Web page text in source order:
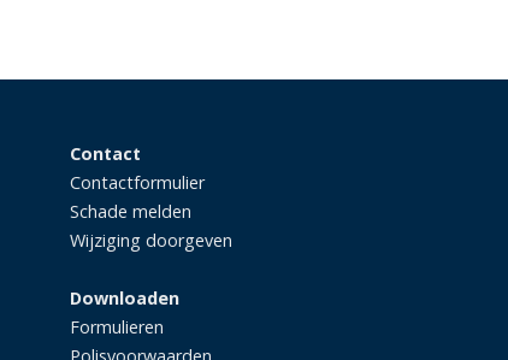
Contact
Contactformulier
Schade melden
Wijziging doorgeven
Downloaden
Formulieren